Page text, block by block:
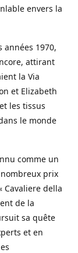
envers la
1970,
attirant
la Via
et Elizabeth
les tissus
le monde
comme un
nombreux prix
della
de la
sa quête
et en